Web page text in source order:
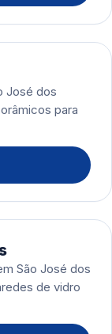
José dos
para
São José dos
de vidro